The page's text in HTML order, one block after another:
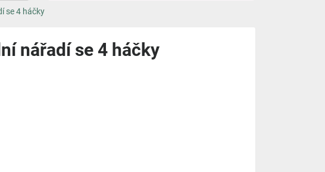
se 4 háčky
nářadí se 4 háčky